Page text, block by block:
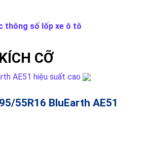
thông số lốp xe ô tô
CỠ
55R16 BluEarth AE51